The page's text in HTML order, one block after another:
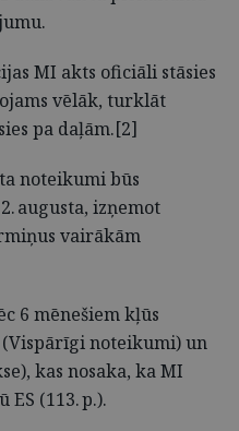
MI akts oficiāli stāsies
vēlāk, turklāt
pa daļām.[2]
noteikumi būs
augusta, izņemot
vairākām
6 mēnešiem kļūs
noteikumi) un
kas nosaka, ka MI
(113. p.).